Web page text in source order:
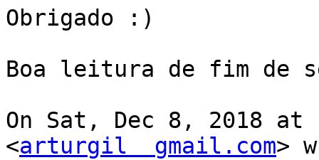
Obrigado :)
Boa leitura de fim de
On Sat, Dec 8, 2018 at
<arturgil  gmail.com>